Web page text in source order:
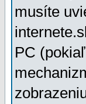
musíte
PC